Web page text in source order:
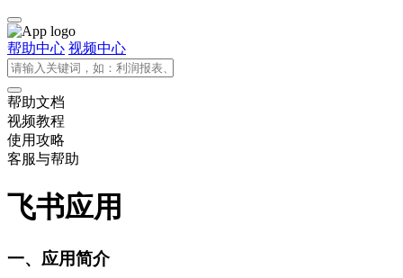
帮助中心 视频中心
帮助文档
视频教程
使用攻略
客服与帮助
飞书应用
一、应用简介